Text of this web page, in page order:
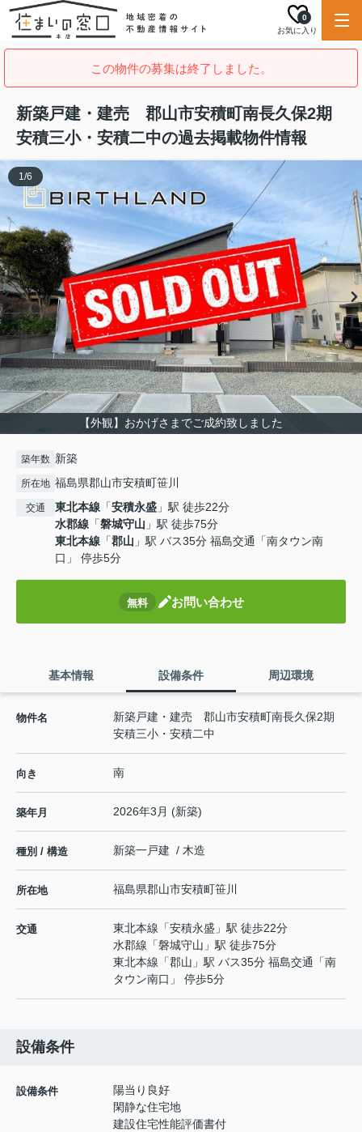
お気に入り
0
この物件の募集は終了しました。
新築戸建・建売 郡山市安積町南長久保2期
安積三小・安積二中の過去掲載物件情報
【外観】おかげさまでご成約致しました
1/6
築年数 新築
所在地 福島県郡山市安積町笹川
交通 東北本線 「安積永盛 」駅 徒歩22分
水郡線 「磐城守山 」駅 徒歩75分
東北本線 「郡山 」駅 バス35分 福島交通「南タウン南
口」 停歩5分
無料 お問い合わせ
基本情報 設備条件 周辺環境
物件名
新築戸建・建売 郡山市安積町南長久保2期
安積三小・安積二中
向き 南
築年月 2026年3月 (新築)
種別 / 構造 新築一戸建 / 木造
所在地 福島県郡山市安積町笹川
交通 東北本線 「安積永盛 」駅 徒歩22分
水郡線 「磐城守山 」駅 徒歩75分
東北本線 「郡山 」駅 バス35分 福島交通「南
タウン南口」 停歩5分
設備条件
設備条件
陽当り良好
閑静な住宅地
建設住宅性能評価書付